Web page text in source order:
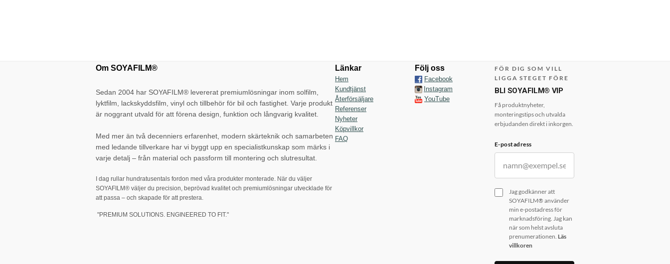
Om SOYAFILM®
Sedan 2004 har SOYAFILM® levererat premiumlösningar inom solfilm,
lyktfilm, lackskyddsfilm, vinyl och tillbehör för bil och fastighet. Varje produkt
är noggrant utvald för att förena design, funktion och långvarig kvalitet.
Med mer än två decenniers erfarenhet, modern skärteknik och samarbeten
med ledande tillverkare har vi byggt upp en specialistkunskap som märks i
varje detalj – från material och passform till montering och slutresultat.
I dag rullar hundratusentals fordon med våra produkter monterade. När du väljer
SOYAFILM® väljer du precision, beprövad kvalitet och premiumlösningar utvecklade för
att passa – och skapade för att prestera.
"PREMIUM SOLUTIONS. ENGINEERED TO FIT."
Länkar
Hem
Kundtjänst
Återförsäljare
Referenser
Nyheter
Köpvillkor
FAQ
Följ oss
Facebook
Instagram
YouTube
FÖR DIG SOM VILL
LIGGA STEGET FÖRE
BLI SOYAFILM® VIP
Få produktnyheter,
monteringstips och utvalda
erbjudanden direkt i inkorgen.
E-postadress
Jag godkänner att
SOYAFILM® använder
min e-postadress för
marknadsföring. Jag kan
när som helst avsluta
prenumerationen. Läs
villkoren